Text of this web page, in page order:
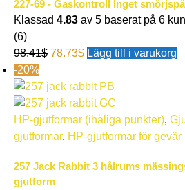
227-69 - Gaskontroll Inget
Klassad 4.83 av 5 baserat på 6
(6)
98.41$ 78.73$ Lägg till i varukorg
-20%
HP-gjutformar (ihåliga punkter),
gjutformar, HP-gjutformar för gevär
257 Jack Rabbit 3 hålrums
gjutform